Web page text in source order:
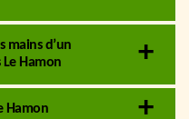
mains d’un
Hamon
Hamon